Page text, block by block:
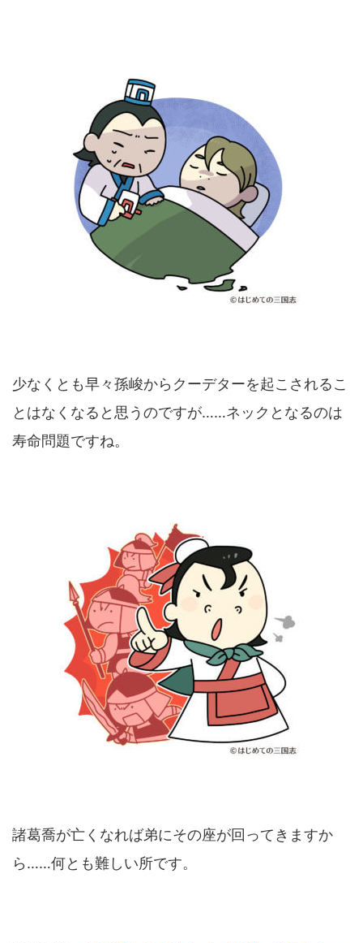
少なくとも早々孫峻からクーデターを起こされるこ
とはなくなると思うのですが……ネックとなるのは
寿命問題ですね。
諸葛喬が亡くなれば弟にその座が回ってきますか
ら……何とも難しい所です。